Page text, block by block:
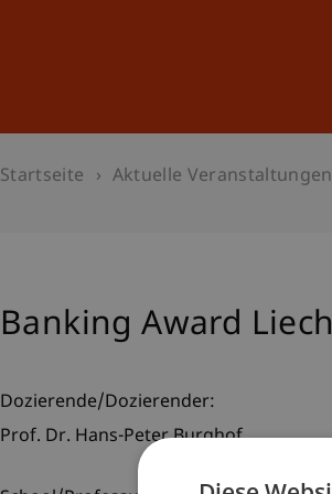
Startseite Aktuelle Veranstaltungen
Banking Award
Dozierende/Dozierender:
Prof. Dr. Hans-Peter Burghof